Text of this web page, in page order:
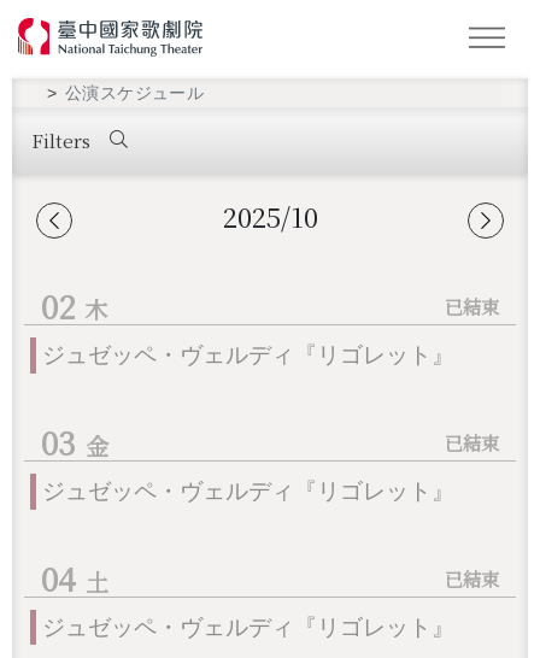
公演スケジュール
Filters
2025/10
02
ジュゼッペ・ヴェルディ『リゴレット』
03
ジュゼッペ・ヴェルディ『リゴレット』
04
ジュゼッペ・ヴェルディ『リゴレット』
キーワード検索